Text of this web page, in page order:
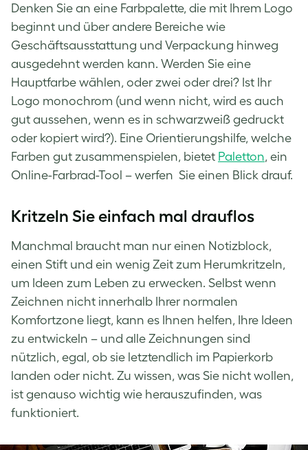
Denken Sie an eine Farbpalette, die mit Ihrem Logo
beginnt und über andere Bereiche wie
Geschäftsausstattung und Verpackung hinweg
ausgedehnt werden kann. Werden Sie eine
Hauptfarbe wählen, oder zwei oder drei? Ist Ihr
Logo monochrom (und wenn nicht, wird es auch
gut aussehen, wenn es in schwarzweiß gedruckt
oder kopiert wird?). Eine Orientierungshilfe, welche
Farben gut zusammenspielen, bietet Paletton, ein
Online-Farbrad-Tool – werfen Sie einen Blick drauf.
Kritzeln Sie einfach mal drauflos
Manchmal braucht man nur einen Notizblock,
einen Stift und ein wenig Zeit zum Herumkritzeln,
um Ideen zum Leben zu erwecken. Selbst wenn
Zeichnen nicht innerhalb Ihrer normalen
Komfortzone liegt, kann es Ihnen helfen, Ihre Ideen
zu entwickeln – und alle Zeichnungen sind
nützlich, egal, ob sie letztendlich im Papierkorb
landen oder nicht. Zu wissen, was Sie nicht wollen,
ist genauso wichtig wie herauszufinden, was
funktioniert.